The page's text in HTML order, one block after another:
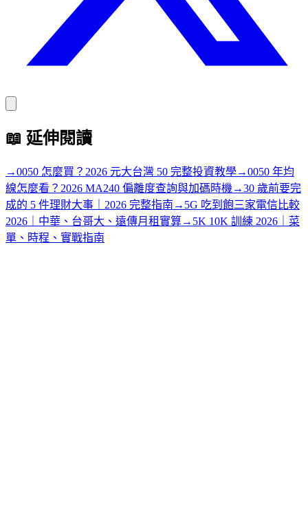
📖 延伸閱讀
→0050 怎麼買？2026 元大台灣 50 完整投資教學→0050 年均
線怎麼看？2026 MA240 偏離度查詢與加碼時機 →30 歲前要完
成的 5 件理財大事｜2026 完整指南 → 5G 吃到飽三家電信比較
2026｜中華、台哥大、遠傳月租實算→ 5K 10K 訓練 2026｜菜
單、時程、實戰指南